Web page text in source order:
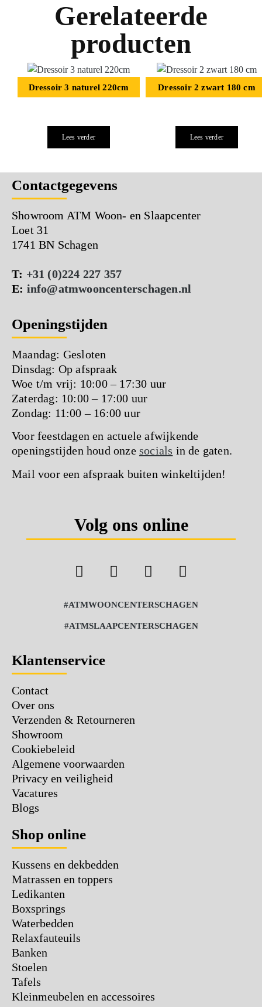
Gerelateerde
producten
Dressoir 3 naturel 220cm
Lees verder
Dressoir 2 zwart 180 cm
Lees verder
Contactgegevens
Showroom ATM Woon- en Slaapcenter
Loet 31
1741 BN Schagen
T: +31 (0)224 227 357
E: info@atmwooncenterschagen.nl
Openingstijden
Maandag: Gesloten
Dinsdag: Op afspraak
Woe t/m vrij: 10:00 – 17:30 uur
Zaterdag: 10:00 – 17:00 uur
Zondag: 11:00 – 16:00 uur
Voor feestdagen en actuele afwijkende
openingstijden houd onze socials in de gaten.
Mail voor een afspraak buiten winkeltijden!
Volg ons online
#ATMWOONCENTERSCHAGEN
#ATMSLAAPCENTERSCHAGEN
Klantenservice
Contact
Over ons
Verzenden & Retourneren
Showroom
Cookiebeleid
Algemene voorwaarden
Privacy en veiligheid
Vacatures
Blogs
Shop online
Kussens en dekbedden
Matrassen en toppers
Ledikanten
Boxsprings
Waterbedden
Relaxfauteuils
Banken
Stoelen
Tafels
Kleinmeubelen en accessoires